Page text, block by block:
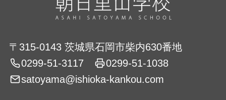
〒315-0143 茨城県石岡市柴内630番地
0299-51-3117
0299-51-1038
satoyama@ishioka-kankou.com